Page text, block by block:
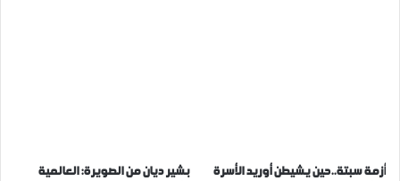
أزمة سبتة..حين يشيطن أوريد الأسرة
بشير ديان من الصويرة: العالمية